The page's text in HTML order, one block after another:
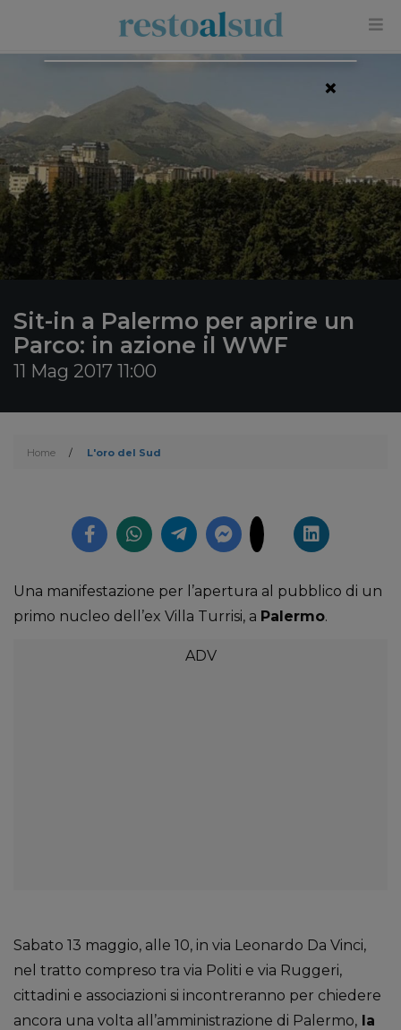
Sit-in a Palermo per aprire un
Parco: in azione il WWF
11 Mag 2017 11:00
Home / L'oro del Sud
Una manifestazione per l’apertura al pubblico di un
primo nucleo dell’ex Villa Turrisi, a Palermo.
Sabato 13 maggio, alle 10, in via Leonardo Da Vinci,
nel tratto compreso tra via Politi e via Ruggeri,
cittadini e associazioni si incontreranno per chiedere
ancora una volta all’amministrazione di Palermo, la
×